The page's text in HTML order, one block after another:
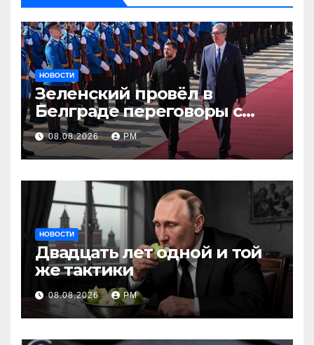
НОВОСТИ
Зеленский провёл в
Белграде переговоры с
Вучичем
08.08.2026 РМ
НОВОСТИ
Двадцать лет одной и той
же тактики
08.08.2026 РМ